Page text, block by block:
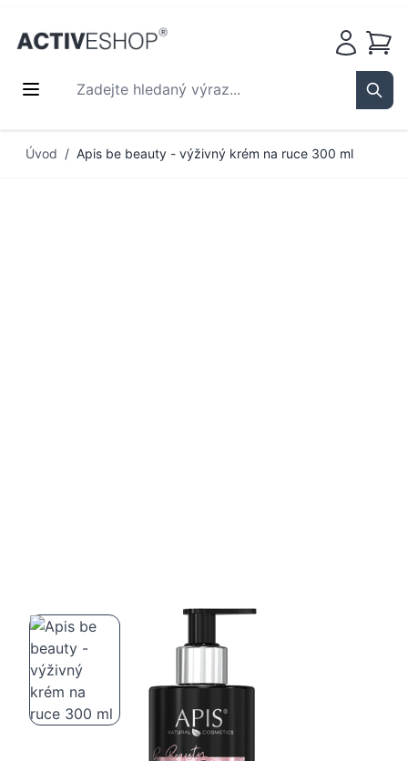
Zadejte hledaný výraz...
Košík
Úvod / Apis be beauty - výživný krém na ruce 300 ml